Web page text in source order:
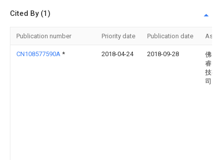
Cited By (1)
Publication number Priority date Publication date
CN108577590A * 2018-04-24 2018-09-28
佛山
睿智
技有
司